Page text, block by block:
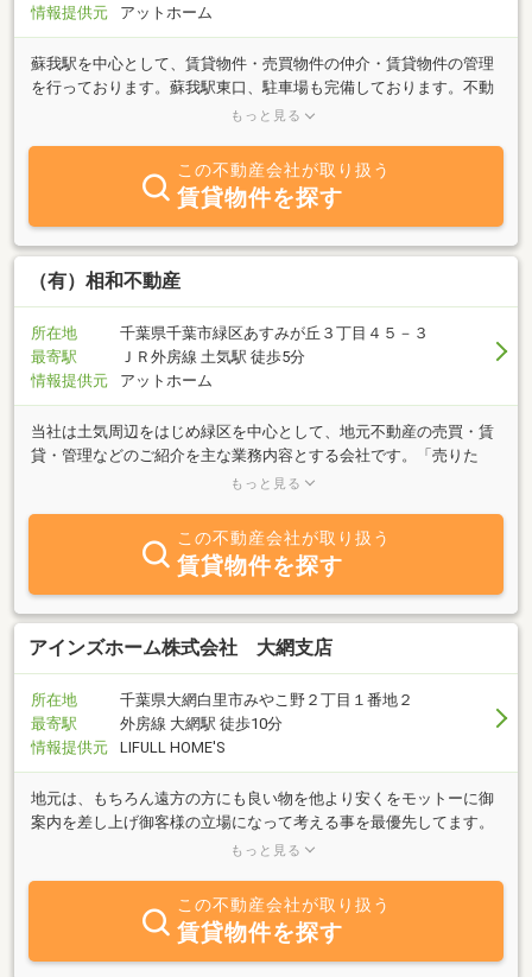
情報提供元
アットホーム
蘇我駅を中心として、賃貸物件・売買物件の仲介・賃貸物件の管理
を行っております。蘇我駅東口、駐車場も完備しております。不動
産に関することお気軽にご相談ください。お客様お一人お一人のご
実かつ丁寧な対応が弊社の売りです。ご予約のお客様を優先させて
いただいておりますので、ぜひ来店時間をご予約の上、ご来店くだ
さい。ご来店、心よりお待ちしております。
もっと見る
この不動産会社が取り扱う
賃貸物件を探す
（有）相和不動産
所在地
千葉県千葉市緑区あすみが丘３丁目４５－３
最寄駅
ＪＲ外房線 土気駅 徒歩5分
情報提供元
アットホーム
当社は土気周辺をはじめ緑区を中心として、地元不動産の売買・賃
貸・管理などのご紹介を主な業務内容とする会社です。「売りた
い」「買いたい」「借りたい」ご希望の方は、不動産に関する質問
に併せたスピーディな対応を心掛けております。
もっと見る
この不動産会社が取り扱う
賃貸物件を探す
アインズホーム株式会社 大網支店
所在地
千葉県大網白里市みやこ野２丁目１番地２
最寄駅
外房線 大網駅 徒歩10分
情報提供元
LIFULL HOME'S
地元は、もちろん遠方の方にも良い物を他より安くをモットーに御
案内を差し上げ御客様の立場になって考える事を最優先してます。
掲載してない社有物件は、常時200件以上有りますので、お気軽に
もっと見る
この不動産会社が取り扱う
賃貸物件を探す